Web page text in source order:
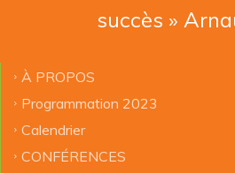
succès »
À PROPOS
Programmation 2023
Calendrier
CONFÉRENCES